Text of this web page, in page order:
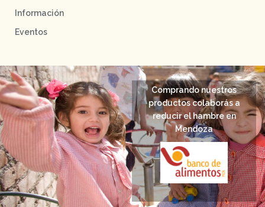
Información
Eventos
Comprando nuestros
productos colaborás a
reducir el hambre en
Mendoza